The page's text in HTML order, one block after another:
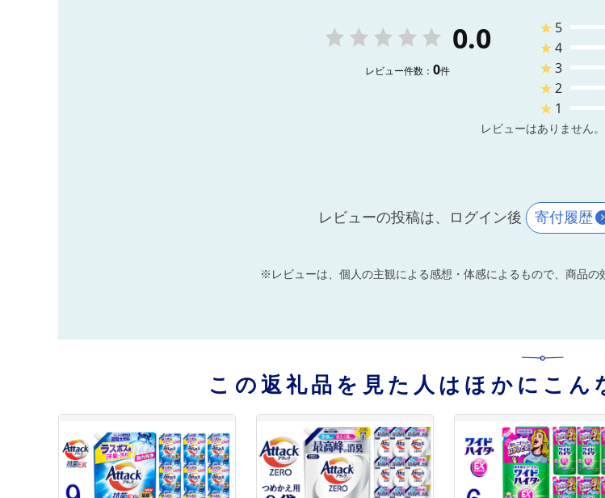
0.0
レビュー件数： 0件
★ 5
★4
★3
★2
★ 1
レビューはありません。
レビューの投稿は、ログイン後 寄付履歴
※レビューは、個人の主観による感想・体感によるもので、商品の
この返礼品を見た人はほかにこん